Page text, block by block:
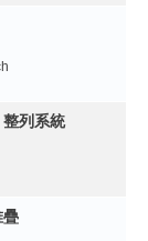
列系統
疊